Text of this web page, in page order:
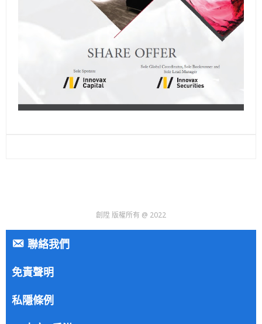
創陞 版權所有 @ 2022
聯絡我們
免責聲明
私隱條例